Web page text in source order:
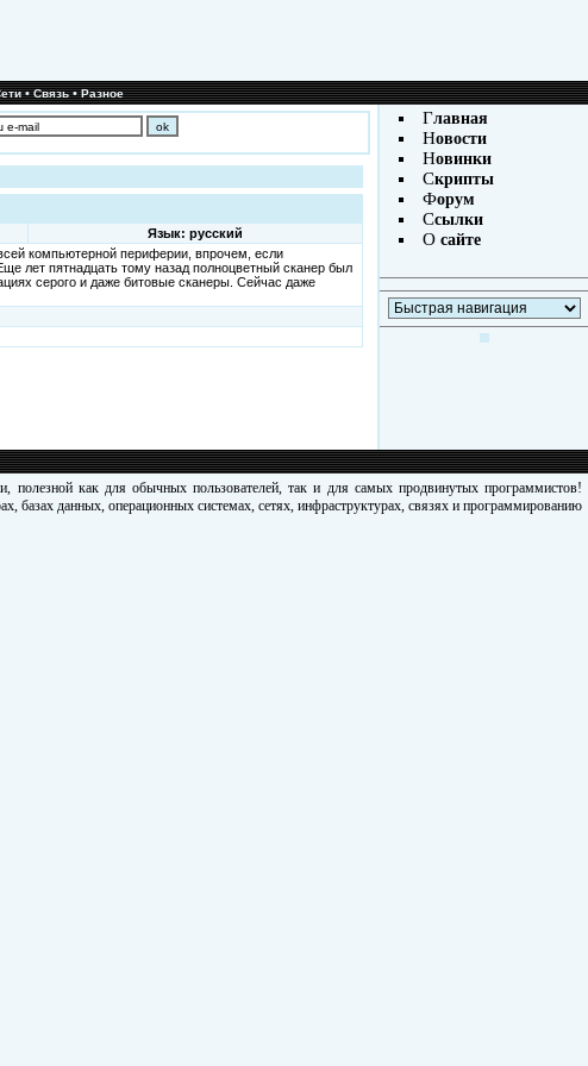
•Связь•Разное
Язык: русский
компьютерной периферии, впрочем, если
лет пятнадцать тому назад полноцветный сканер был
серого и даже битовые сканеры. Сейчас даже
Главная
Новости
Новинки
Скрипты
Форум
Ссылки
Осайте
как для обычных пользователей, так и для самых продвинутых программистов!
базах данных, операционных системах, сетях, инфраструктурах, связях и программированию